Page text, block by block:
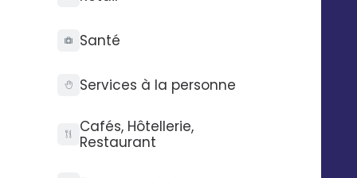
Santé
Services à la personne
Cafés, Hôtellerie,
Restaurant
+39
d'impressions Google*